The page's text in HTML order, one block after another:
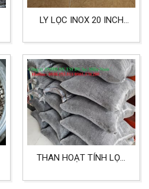
LY LỌC INOX 20 INCH
DÙNG CHO LỌC NƯỚC,
LỌC KHÍ, LỌC THỰC
PHẨM, LỌC CÔNG
NGHIỆP
THAN HOẠT TÍNH LỌC
CẦU VỚI NHIỀU KÍCH